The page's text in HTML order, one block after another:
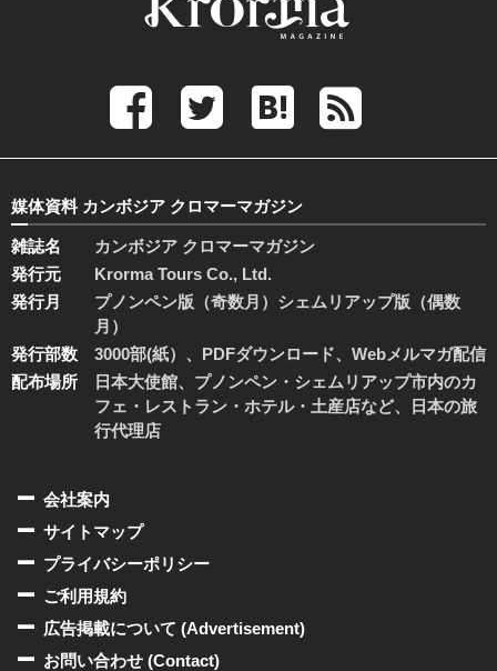
媒体資料 カンボジア クロマーマガジン
雑誌名
カンボジア クロマーマガジン
発行元
Krorma Tours Co., Ltd.
発行月
プノンペン版（奇数月）シェムリアップ版（偶数
月）
発行部数
3000部(紙）、PDFダウンロード、Webメルマガ配信
配布場所
日本大使館、プノンペン・シェムリアップ市内のカ
フェ・レストラン・ホテル・土産店など、日本の旅
行代理店
会社案内
サイトマップ
プライバシーポリシー
ご利用規約
広告掲載について (Advertisement)
お問い合わせ (Contact)